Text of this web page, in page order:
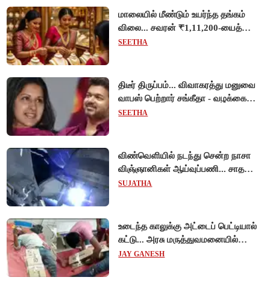
மாலையில் மீண்டும் உயர்ந்த தங்கம்
விலை... சவரன் ₹1,11,200-யைத்
தொட்டது!
SEETHA
திடீர் திருப்பம்... விவாகரத்து மனுவை
வாபஸ் பெற்றார் சங்கீதா - வழக்கை
முடித்து வைத்தது செங்கல்பட்டு
SEETHA
விண்வெளியில் நடந்து சென்ற நாசா
விஞ்ஞானிகள் ஆய்வுப்பணி... சாதனை
!
SUJATHA
உடைந்த காலுக்கு அட்டைப் பெட்டியால்
கட்டு... அரசு மருத்துவமனையில்
விநோத சிகிச்சை... அதிர்ச்சி வீடியோ!
JAY GANESH